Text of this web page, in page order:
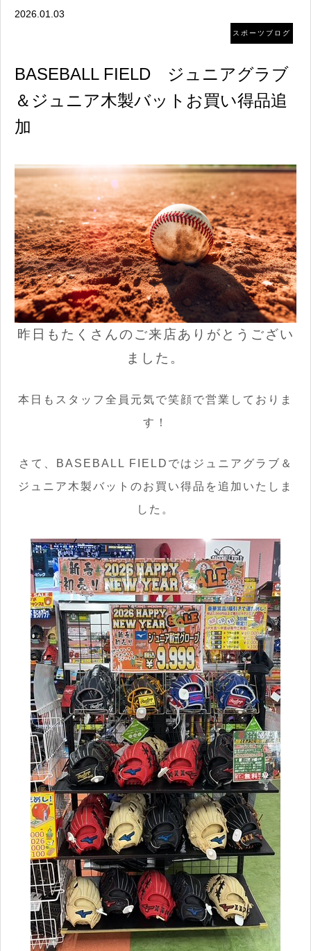
2026.01.03
スポーツブログ
BASEBALL FIELD ジュニアグラブ
＆ジュニア木製バットお買い得品追
加
昨日もたくさんのご来店ありがとうござい
ました。
本日もスタッフ全員元気で笑顔で営業しておりま
す！
さて、BASEBALL FIELDではジュニアグラブ＆
ジュニア木製バットのお買い得品を追加いたしま
した。